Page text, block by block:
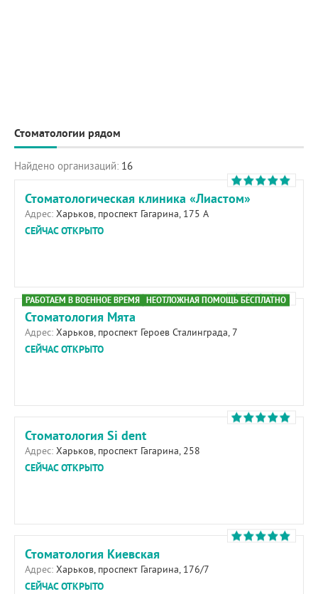
Стоматологии рядом
Найдено организаций: 16
Стоматологическая клиника «Лиастом»
Адрес: Харьков, проспект Гагарина, 175 А
СЕЙЧАС ОТКРЫТО
Стоматология Мята
Адрес: Харьков, проспект Героев Сталинграда, 7
СЕЙЧАС ОТКРЫТО
РАБОТАЕМ В ВОЕННОЕ ВРЕМЯ НЕОТЛОЖНАЯ ПОМОЩЬ БЕСПЛАТНО
Стоматология Si dent
Адрес: Харьков, проспект Гагарина, 258
СЕЙЧАС ОТКРЫТО
Стоматология Киевская
Адрес: Харьков, проспект Гагарина, 176/7
СЕЙЧАС ОТКРЫТО